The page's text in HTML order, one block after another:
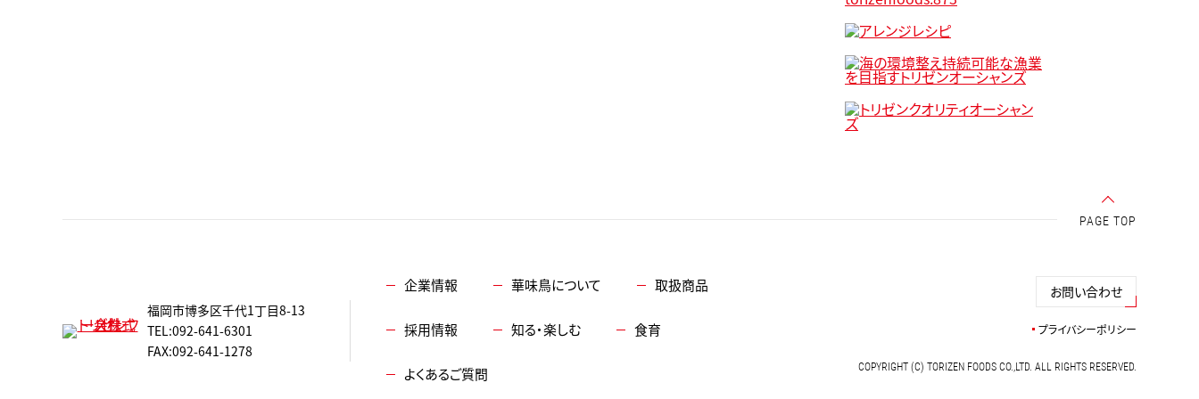
PAGE TOP
福岡市博多区千代1丁目8-13
TEL:092-641-6301
FAX:092-641-1278
企業情報 華味鳥について 取扱商品
採用情報 知る・楽しむ 食育
よくあるご質問
お問い合わせ
プライバシーポリシー
COPYRIGHT (C) TORIZEN FOODS CO.,LTD. ALL RIGHTS RESERVED.